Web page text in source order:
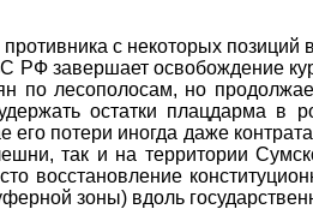
РФ завершает освобождение
по лесополосам, но
остатки плацдарма в
его потери иногда даже
так и на территории
восстановление
зоны) вдоль